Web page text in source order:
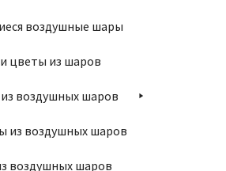
воздушные шары
цветы из шаров
воздушных шаров
из воздушных шаров
воздушных шаров